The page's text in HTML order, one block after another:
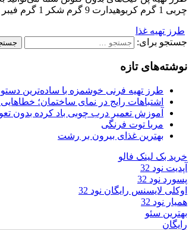
چربی 1 گرم کربوهیدارت 9 گرم شکر 1 گرم فیبر 6 گرم پروتئین 1 گرم نمک مواد لازم: 125 […]
طرز تهیه غذا
جستجو برای:
نوشته‌های تازه
طرز تهیه فرنی خوشمزه با ساده‌ترین
اشتباهات رایج در نمای ساختمان؛
آموزش تعمیر درب چوبی باد کرده بدون
مربا توت فرنگی
بهترین غذای بیرون بر رشت
خرید بک لینک فالو
آپدیت نود 32
پسورد نود 32
اوکلی لایسنس رایگان نود 32
همیار نود 32
بهترین سئو
رایگان